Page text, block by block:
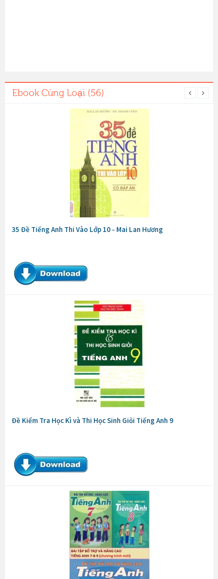
Ebook Cùng Loại (56)
35 Đề Tiếng Anh Thi Vào Lớp 10 - Mai Lan Hương
Đề Kiểm Tra Học Kì và Thi Học Sinh Giỏi Tiếng Anh 9